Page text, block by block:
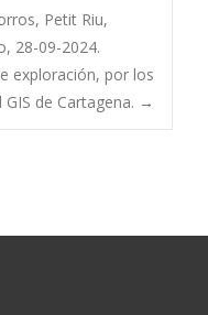
Petit Riu,
28-09-2024.
exploración, por los
de Cartagena. →